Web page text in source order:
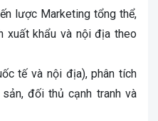
lược Marketing tổng thể,
xuất khẩu và nội địa theo
tế và nội địa), phân tích
đối thủ cạnh tranh và